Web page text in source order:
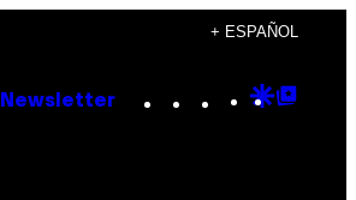
+ ESPAÑOL
Newsletter Instagram
TikTok
YouTube
Google